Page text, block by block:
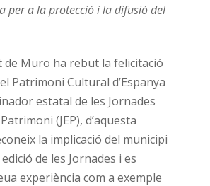
per a la protecció i la difusió del
de Muro ha rebut la felicitació
Patrimoni Cultural d’Espanya
estatal de les Jornades
(JEP), d’aquesta
la implicació del municipi
de les Jornades i es
experiència com a exemple